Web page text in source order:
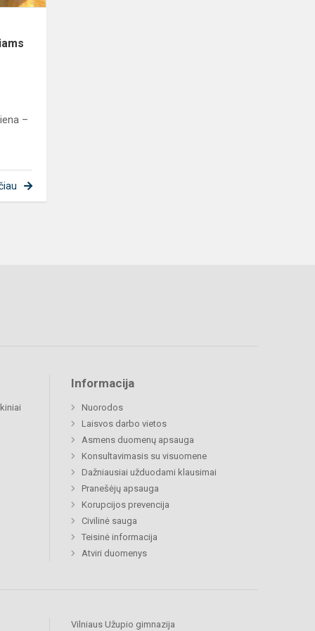
–
Informacija
Nuorodos
Laisvos darbo vietos
Asmens duomenų apsauga
Konsultavimasis su visuomene
Dažniausiai užduodami klausimai
Pranešėjų apsauga
Korupcijos prevencija
Civilinė sauga
Teisinė informacija
Atviri duomenys
Vilniaus Užupio gimnazija